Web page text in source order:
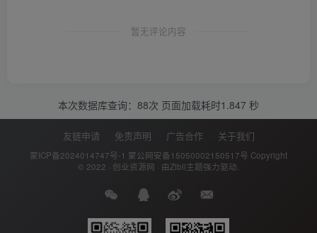
暂无评论内容
本次数据库查询：88次 页面加载耗时1.847 秒
友链申请 免责声明 广告合作 关于我们
蒙ICP备2024014747号-1 蒙公网安备15050002150517号 Copyright
© 2022 · 创业资源网 · 由Zibll主题强力驱动.